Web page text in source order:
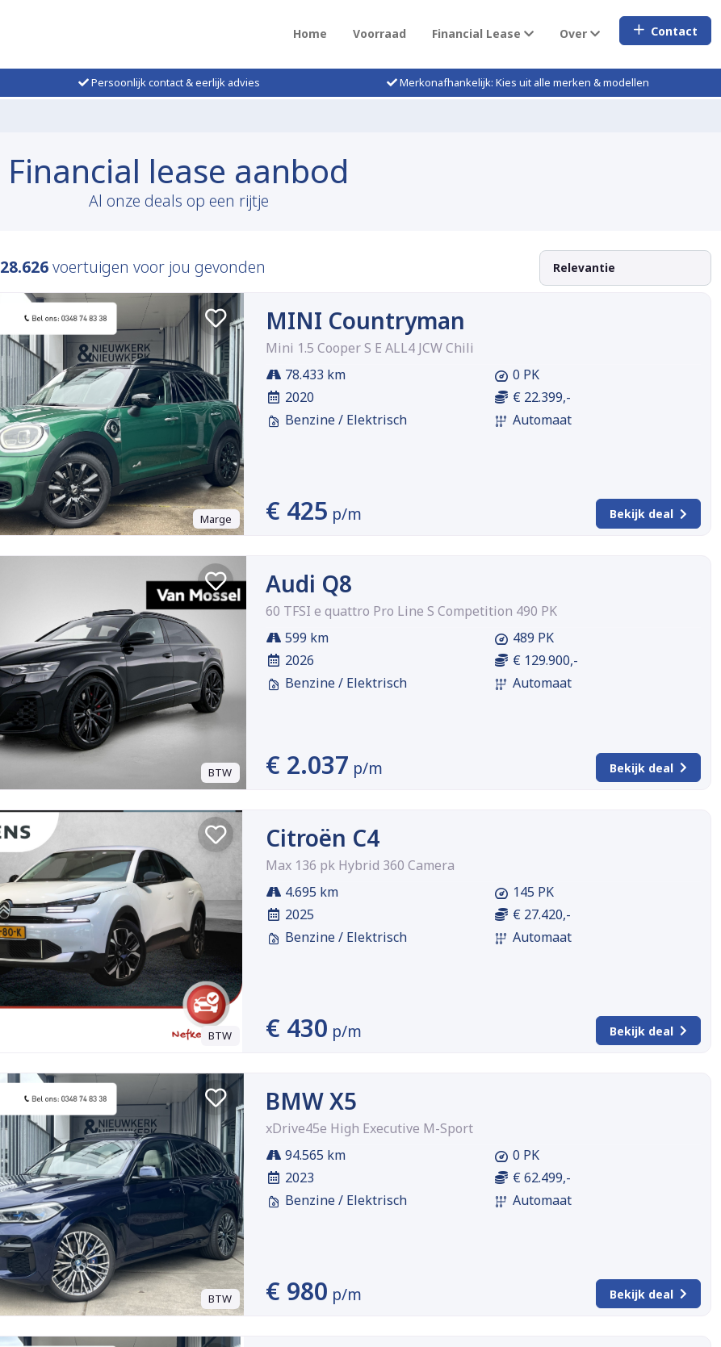
Home Voorraad Financial Lease Over Contact
Persoonlijk contact & eerlijk advies Merkonafhankelijk: Kies uit alle merken & modellen
Financial lease aanbod
Al onze deals op een rijtje
28.626voertuigen voor jou gevonden
Marge
MINI Countryman
Mini 1.5 Cooper S E ALL4 JCW Chili
78.433 km
2020
Benzine / Elektrisch
0 PK
€ 22.399,-
Automaat
€ 425 p/m Bekijk deal
BTW
Audi Q8
60 TFSI e quattro Pro Line S Competition 490 PK
599 km
2026
Benzine / Elektrisch
489 PK
€ 129.900,-
Automaat
€ 2.037 p/m Bekijk deal
BTW
Citroën C4
Max 136 pk Hybrid 360 Camera
4.695 km
2025
Benzine / Elektrisch
145 PK
€ 27.420,-
Automaat
€ 430 p/m Bekijk deal
BTW
BMW X5
xDrive45e High Executive M-Sport
94.565 km
2023
Benzine / Elektrisch
0 PK
€ 62.499,-
Automaat
€ 980 p/m Bekijk deal